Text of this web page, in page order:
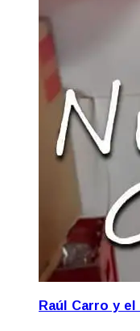
Raúl Carro y